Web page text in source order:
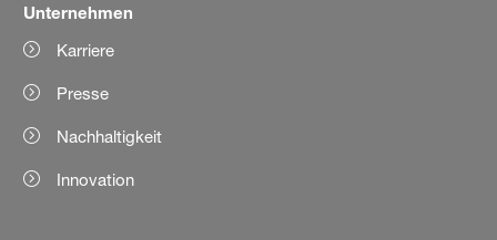
Unternehmen
Karriere
Presse
Nachhaltigkeit
Innovation